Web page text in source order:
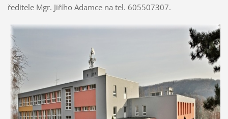
ředitele Mgr. Jiřího Adamce na tel. 605507307.